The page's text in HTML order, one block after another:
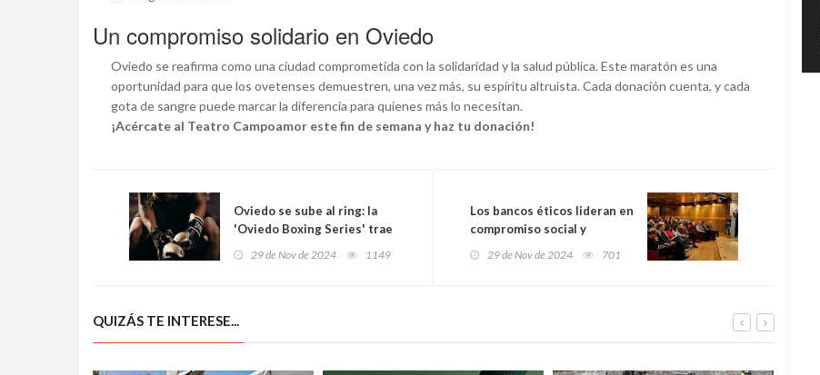
Un compromiso solidario en Oviedo
Oviedo se reafirma como una ciudad comprometida con la solidaridad y la salud pública. Este maratón es una
oportunidad para que los ovetenses demuestren, una vez más, su espíritu altruista. Cada donación cuenta, y cada
gota de sangre puede marcar la diferencia para quienes más lo necesitan.
¡Acércate al Teatro Campoamor este fin de semana y haz tu donación!
Oviedo se sube al ring: la
'Oviedo Boxing Series' trae
espectáculo, estrellas y
29 de Nov de 2024 1149
Los bancos éticos lideran en
compromiso social y
financiero según el 7º
29 de Nov de 2024 701
QUIZÁS TE INTERESE...